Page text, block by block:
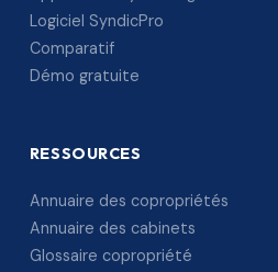
Logiciel SyndicPro
Comparatif
Démo gratuite
RESSOURCES
Annuaire des copropriétés
Annuaire des cabinets
Glossaire copropriété